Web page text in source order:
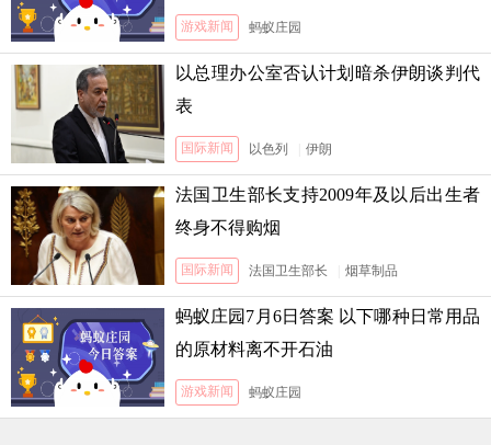
游戏新闻 蚂蚁庄园
以总理办公室否认计划暗杀伊朗谈判代
表
国际新闻 以色列 伊朗
法国卫生部长支持2009年及以后出生者
终身不得购烟
国际新闻 法国卫生部长 烟草制品
蚂蚁庄园7月6日答案 以下哪种日常用品
的原材料离不开石油
游戏新闻 蚂蚁庄园